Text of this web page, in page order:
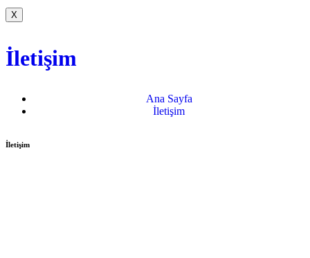
X
İletişim
Ana Sayfa
İletişim
İletişim